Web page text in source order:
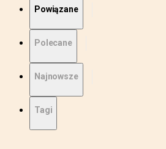
Powiązane
Polecane
Najnowsze
Tagi